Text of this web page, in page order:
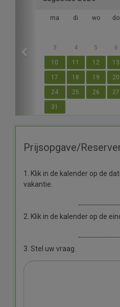
ma di wo do
3 4 5 6
10 11 12 13
17 18 19 20
24 25 26 27
31
Prijsopgave/
1. Klik in de kalender op de
vakantie.
2. Klik in de kalender op de
3. Stel uw vraag.